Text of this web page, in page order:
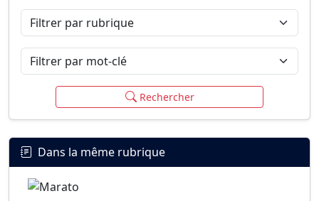
Filtrer par rubrique
Filtrer par mot-clé
Rechercher
Dans la même rubrique